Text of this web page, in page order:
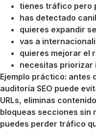
tienes tráfico pero
has detectado
quieres expandir
vas a
quieres mejorar el
necesitas priorizar
Ejemplo práctico: antes
auditoría SEO puede
URLs, eliminas
bloqueas secciones sin
puedes perder tráfico